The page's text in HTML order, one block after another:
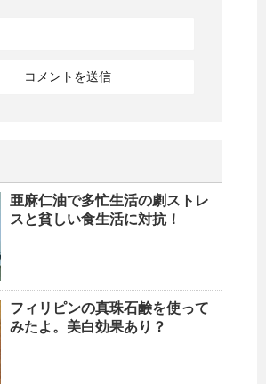
亜麻仁油で多忙生活の劇ストレ
スと貧しい食生活に対抗！
フィリピンの真珠石鹸を使って
みたよ。美白効果あり？